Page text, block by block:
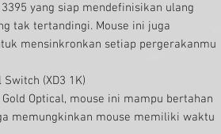
yang siap mendefinisikan ulang
tak tertandingi. Mouse ini juga
mensinkronkan setiap pergerakanmu
(XD3 1K)
Optical, mouse ini mampu bertahan
memungkinkan mouse memiliki waktu